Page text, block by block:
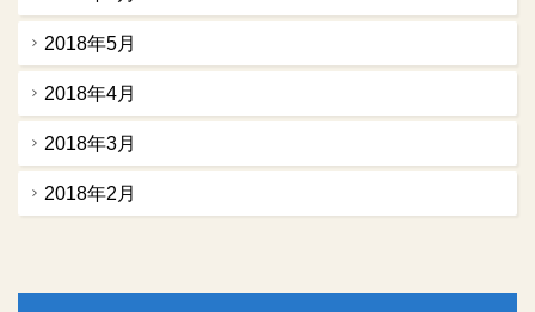
2018年5月
2018年4月
2018年3月
2018年2月